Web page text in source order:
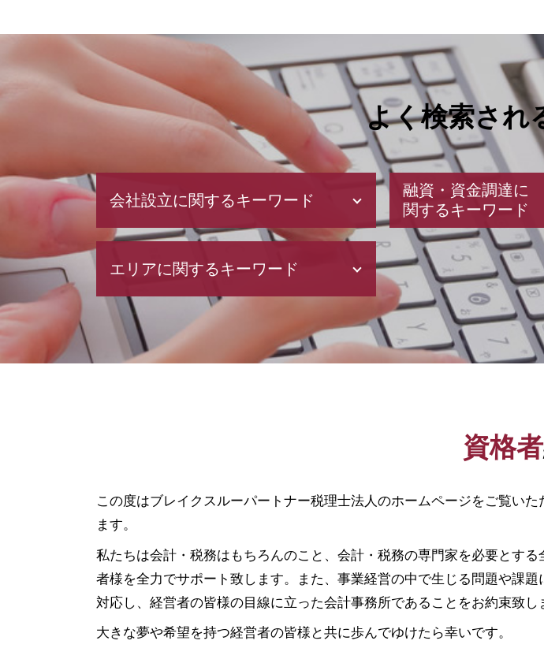
よく検索され
会社設立に関するキーワード
株式会社 設立 人数
定款 認証
合同 会社 とは
電子 定款
法人化 メリット
合同会社 定款
発起 設立
会社設立 期間
補助金申請 代行 違法
法人成り タイミング
会社設立後 手続き
融資・資金調達に
関するキーワード
補助金 申請
補助金 交付申請書
新創業融資制度 審査
助成金 申請 方法
助成金 申請
事業資金 調達 方法
助成金 制度
会社設立 助成金
新規開業資金 日本
創業 融資
合同会社 資本金
資金 調達 個人
起業 助成金
エリアに関するキーワード
税務相談 渋谷区 相談
税務相談 港区 相談
会社設立 中央区 税理士
会社設立 東京都 税理士
税務相談 東京都 税理士
会社設立 中央区 相談
資金調達 栃木県 税理士
会社設立 江東区 税理士
資格者
この度はブレイクスルーパートナー税理士法人のホームページをご覧いた
ます。
私たちは会計・税務はもちろんのこと、会計・税務の専門家を必要とする
者様を全力でサポート致します。また、事業経営の中で生じる問題や課題
対応し、経営者の皆様の目線に立った会計事務所であることをお約束致し
大きな夢や希望を持つ経営者の皆様と共に歩んでゆけたら幸いです。